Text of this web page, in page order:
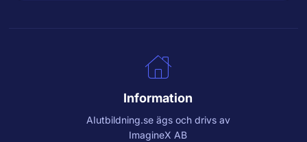
Information
AIutbildning.seägs och drivs av
ImagineX AB